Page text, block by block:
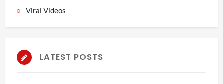
Viral Videos
LATEST POSTS